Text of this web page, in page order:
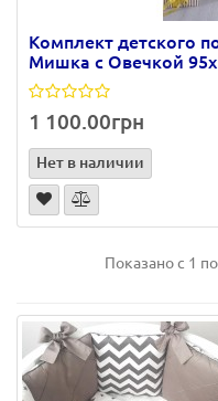
Комплект детского
Мишка с Овечкой
1 100.00грн
Нет в наличии
Показано с 1